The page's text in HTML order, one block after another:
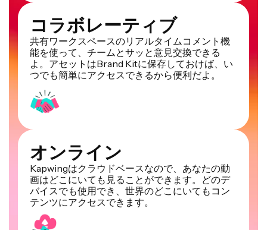
コラボレーティブ
共有ワークスペースのリアルタイムコメント機
能を使って、チームとサッと意見交換できる
よ。アセットはBrand Kitに保存しておけば、い
つでも簡単にアクセスできるから便利だよ。
オンライン
Kapwingはクラウドベースなので、あなたの動
画はどこにいても見ることができます。どのデ
バイスでも使用でき、世界のどこにいてもコン
テンツにアクセスできます。